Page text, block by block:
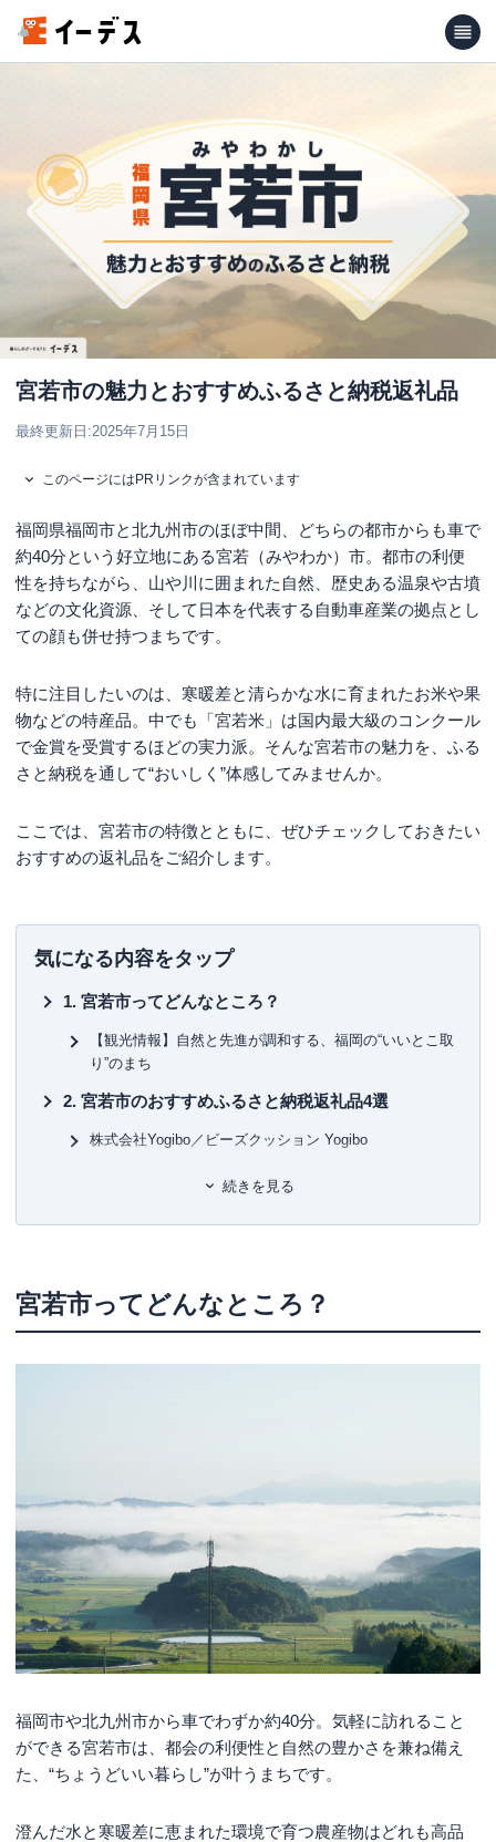
宮若市の魅力とおすすめふるさと納税返礼品
最終更新日:2025年7月15日
このページにはPRリンクが含まれています
福岡県福岡市と北九州市のほぼ中間、どちらの都市からも車で
約40分という好立地にある宮若（みやわか）市。都市の利便
性を持ちながら、山や川に囲まれた自然、歴史ある温泉や古墳
などの文化資源、そして日本を代表する自動車産業の拠点とし
ての顔も併せ持つまちです。
特に注目したいのは、寒暖差と清らかな水に育まれたお米や果
物などの特産品。中でも「宮若米」は国内最大級のコンクール
で金賞を受賞するほどの実力派。そんな宮若市の魅力を、ふる
さと納税を通して“おいしく”体感してみませんか。
ここでは、宮若市の特徴とともに、ぜひチェックしておきたい
おすすめの返礼品をご紹介します。
気になる内容をタップ
宮若市ってどんなところ？
【観光情報】自然と先進が調和する、福岡の“いいとこ取
り”のまち
宮若市のおすすめふるさと納税返礼品4選
株式会社Yogibo／ビーズクッション Yogibo
株式会社ふくれん／国産大豆無調整豆乳
ータイプ)無着色
「ひと・みどり・産業」が輝くまちづくり
続きを見る
宮若市ってどんなところ？
福岡市や北九州市から車でわずか約40分。気軽に訪れること
ができる宮若市は、都会の利便性と自然の豊かさを兼ね備え
た、“ちょうどいい暮らし”が叶うまちです。
澄んだ水と寒暖差に恵まれた環境で育つ農産物はどれも高品